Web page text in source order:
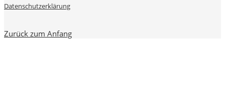
Datenschutzerklärung
Zurück zum Anfang